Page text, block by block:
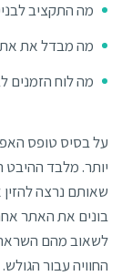
מה התקציב
מה מבדל את
מה לוח הזמנים
על בסיס טופס
יותר. מלבד ההיבט
שאותם נרצה
בונים את האתר
לשאוב מהם השראה
החוויה עבור הגולש.